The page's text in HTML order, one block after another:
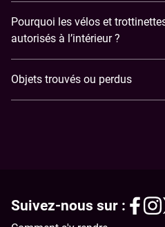
Pourquoi les vélos et
autorisés à l’intérieur ?
Objets trouvés ou perdus
Suivez-nous sur :